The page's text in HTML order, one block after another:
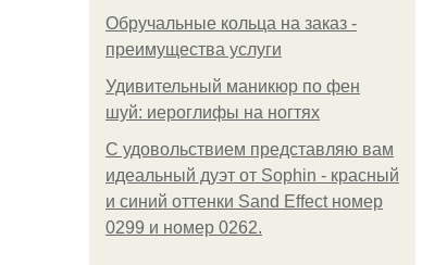
Обручальные кольца на заказ -
преимущества услуги
Удивительный маникюр по фен
шуй: иероглифы на ногтях
С удовольствием представляю вам
идеальный дуэт от Sophin - красный
и синий оттенки Sand Effect номер
0299 и номер 0262.